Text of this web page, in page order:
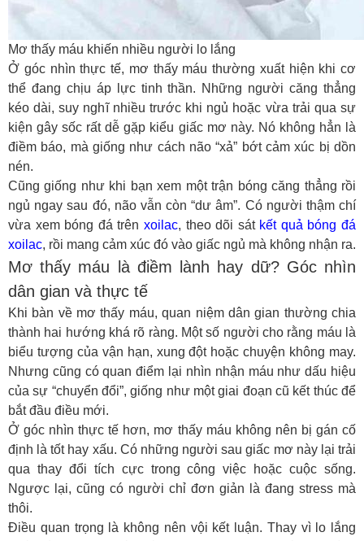
Mơ thấy máu khiến nhiều người lo lắng
Ở góc nhìn thực tế, mơ thấy máu thường xuất hiện khi cơ
thể đang chịu áp lực tinh thần. Những người căng thẳng
kéo dài, suy nghĩ nhiều trước khi ngủ hoặc vừa trải qua sự
kiện gây sốc rất dễ gặp kiểu giấc mơ này. Nó không hẳn là
điềm báo, mà giống như cách não “xả” bớt cảm xúc bị dồn
nén.
Cũng giống như khi bạn xem một trận bóng căng thẳng rồi
ngủ ngay sau đó, não vẫn còn “dư âm”. Có người thậm chí
vừa xem bóng đá trên xoilac, theo dõi sát kết quả bóng đá
xoilac, rồi mang cảm xúc đó vào giấc ngủ mà không nhận ra.
Mơ thấy máu là điềm lành hay dữ? Góc nhìn
dân gian và thực tế
Khi bàn về mơ thấy máu, quan niệm dân gian thường chia
thành hai hướng khá rõ ràng. Một số người cho rằng máu là
biểu tượng của vận hạn, xung đột hoặc chuyện không may.
Nhưng cũng có quan điểm lại nhìn nhận máu như dấu hiệu
của sự “chuyển đổi”, giống như một giai đoạn cũ kết thúc để
bắt đầu điều mới.
Ở góc nhìn thực tế hơn, mơ thấy máu không nên bị gán cố
định là tốt hay xấu. Có những người sau giấc mơ này lại trải
qua thay đổi tích cực trong công việc hoặc cuộc sống.
Ngược lại, cũng có người chỉ đơn giản là đang stress mà
thôi.
Điều quan trọng là không nên vội kết luận. Thay vì lo lắng